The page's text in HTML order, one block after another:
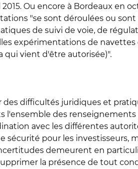
Ou encore à Bordeaux en
"se sont déroulées ou sont
de suivi de voie, de
expérimentations de
qui vient d'être autorisée)".
difficultés juridiques et
l'ensemble des
avec les différentes
pour les investisseurs,
demeurent en
la présence de tout